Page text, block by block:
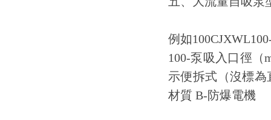
例如
100-泵吸入口徑（
示便拆式（沒標為
材質 B-防爆電機